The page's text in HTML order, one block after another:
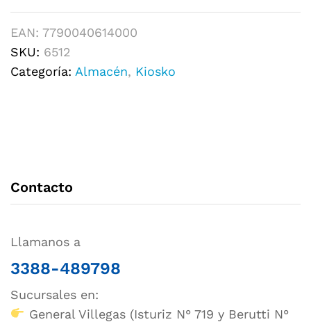
EAN: 7790040614000
SKU: 6512
Categoría: Almacén, Kiosko
Contacto
Llamanos a
3388-489798
Sucursales en:
General Villegas (Isturiz N° 719 y Berutti N°